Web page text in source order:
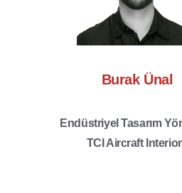
Burak Ünal
Endüstriyel Tasarım
TCI Aircraft